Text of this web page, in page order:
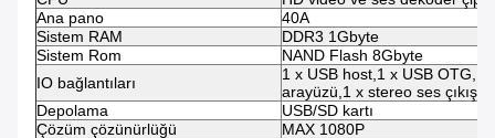
Ana pano
40A
Sistem RAM
DDR3 1Gbyte
Sistem Rom
NAND Flash 8Gbyte
IO bağlantıları
1 x USB host,1 x USB OTG,1
arayüzü,1 x stereo ses çıkışı
Depolama
USB/SD kartı
Çözüm çözünürlüğü
MAX 1080P